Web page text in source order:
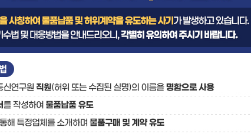
수의계약 현황
부패징계 현황
감사결과공개